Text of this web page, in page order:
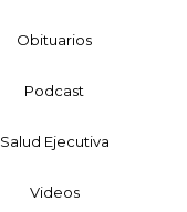
Obituarios
Podcast
Salud Ejecutiva
Videos